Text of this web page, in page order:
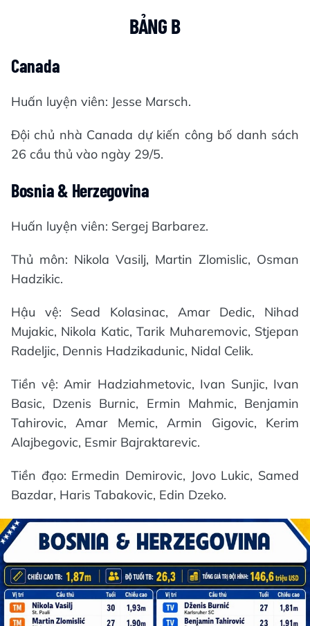
BẢNG B
Canada
Huấn luyện viên: Jesse Marsch.
Đội chủ nhà Canada dự kiến công bố danh sách
26 cầu thủ vào ngày 29/5.
Bosnia & Herzegovina
Huấn luyện viên: Sergej Barbarez.
Thủ môn: Nikola Vasilj, Martin Zlomislic, Osman
Hadzikic.
Hậu vệ: Sead Kolasinac, Amar Dedic, Nihad
Mujakic, Nikola Katic, Tarik Muharemovic, Stjepan
Radeljic, Dennis Hadzikadunic, Nidal Celik.
Tiền vệ: Amir Hadziahmetovic, Ivan Sunjic, Ivan
Basic, Dzenis Burnic, Ermin Mahmic, Benjamin
Tahirovic, Amar Memic, Armin Gigovic, Kerim
Alajbegovic, Esmir Bajraktarevic.
Tiền đạo: Ermedin Demirovic, Jovo Lukic, Samed
Bazdar, Haris Tabakovic, Edin Dzeko.